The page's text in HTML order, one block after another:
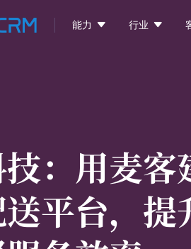
能力  行业 
： 用麦客
平台，